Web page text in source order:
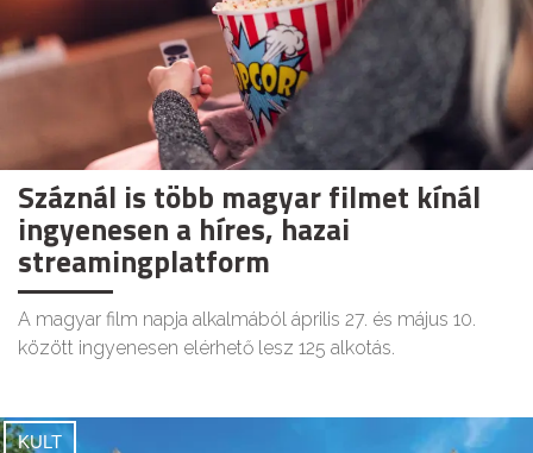
Száznál is több magyar filmet kínál
ingyenesen a híres, hazai
streamingplatform
A magyar film napja alkalmából április 27. és május 10.
között ingyenesen elérhető lesz 125 alkotás.
KULT